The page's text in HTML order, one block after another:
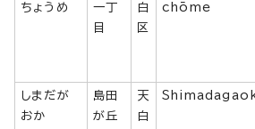
ちょうめ
一丁
目
白
区
chōme
しまだが
おか
島田
が丘
天
白